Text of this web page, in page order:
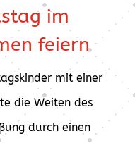
im
feiern
mit einer
die Weiten des
durch einen